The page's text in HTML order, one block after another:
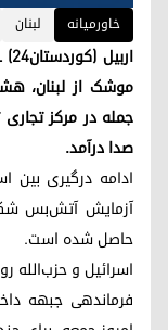
خاورمیانه
لبنان
موشک از لبنان،
جمله در مرکز
صدا درآمد.
ادامه درگیری بین
آزمایش آتش‌بس
حاصل شده است.
اسرائیل و حزب‌الله
فرماندهی جبهه